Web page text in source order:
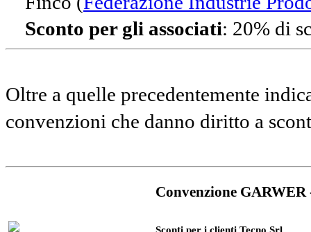
Sconto per gli associati: 20% di
Oltre a quelle precedentemente
convenzioni che danno diritto a
Convenzione